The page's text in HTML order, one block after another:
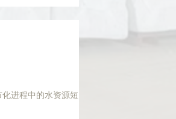
进程中的水资源短